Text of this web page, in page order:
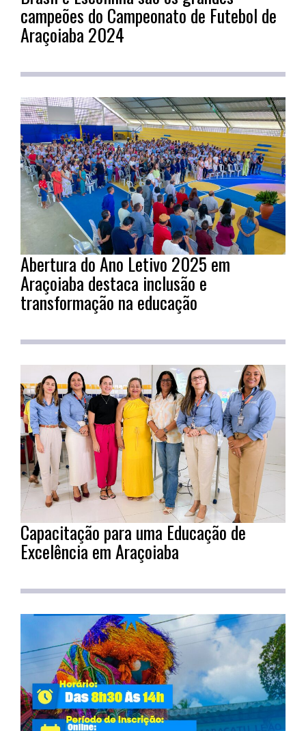
campeões do Campeonato de Futebol de
Araçoiaba 2024
Abertura do Ano Letivo 2025 em
Araçoiaba destaca inclusão e
transformação na educação
Capacitação para uma Educação de
Excelência em Araçoiaba